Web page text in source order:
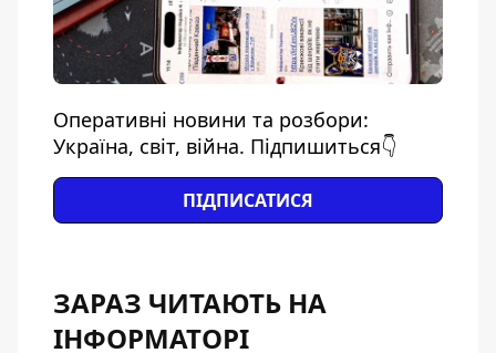
Оперативні новини та розбори:
Україна, світ, війна. Підпишиться👇
ПІДПИСАТИСЯ
ЗАРАЗ ЧИТАЮТЬ НА
ІНФОРМАТОРІ